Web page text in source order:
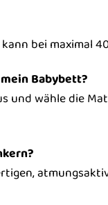
bei maximal
Babybett?
und wähle die